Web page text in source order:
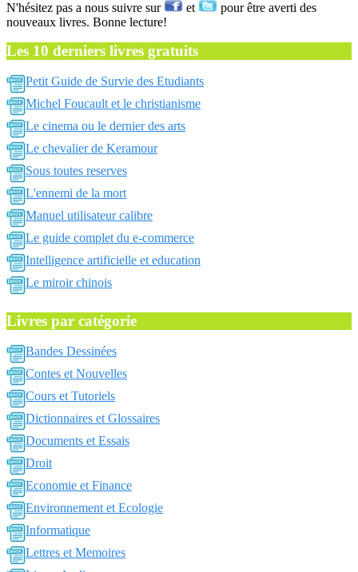
N'hésitez pas a nous suivre sur et
pour être averti des
nouveaux livres. Bonne lecture!
Les 10 derniers livres gratuits
Petit Guide de Survie des Etudiants
Michel Foucault et le christianisme
Le cinema ou le dernier des arts
Le chevalier de Keramour
Sous toutes reserves
L'ennemi de la mort
Manuel utilisateur calibre
Le guide complet du e-commerce
Intelligence artificielle et education
Le miroir chinois
Livres par catégorie
Bandes Dessinées
Contes et Nouvelles
Cours et Tutoriels
Dictionnaires et Glossaires
Documents et Essais
Droit
Economie et Finance
Environnement et Ecologie
Informatique
Lettres et Memoires